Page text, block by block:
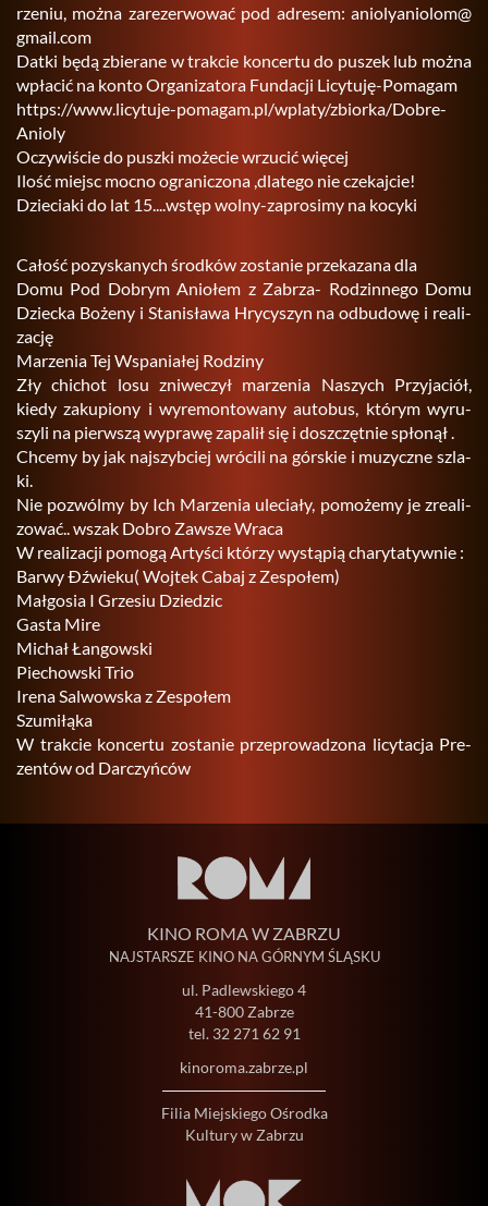
rze­niu, można za­re­zer­wo­wać pod ad­re­sem: anio­ly­anio­lom@​
gmail.​com
Datki będą zbie­ra­ne w trak­cie kon­cer­tu do pu­szek lub można
wpła­cić na konto Or­ga­ni­za­to­ra Fun­da­cji Li­cy­tu­ję-Po­ma­gam
https://​www.​licytuje-​pomagam.​pl/​wplaty/​zbiorka/​Dobre-​
Anioly
Oczy­wi­ście do pusz­ki mo­że­cie wrzu­cić wię­cej
Ilość miejsc mocno ogra­ni­czo­na ,dla­te­go nie cze­kaj­cie!
Dzie­cia­ki do lat 15....wstęp wolny-za­pro­si­my na ko­cy­ki
Ca­łość po­zy­ska­nych środ­ków zo­sta­nie prze­ka­za­na dla
Domu Pod Do­brym Anio­łem z Za­brza- Ro­dzin­ne­go Domu
Dziec­ka Bo­że­ny i Sta­ni­sła­wa Hry­cy­szyn na od­bu­do­wę i re­ali­
za­cję
Ma­rze­nia Tej Wspa­nia­łej Ro­dzi­ny
Zły chi­chot losu zni­we­czył ma­rze­nia Na­szych Przy­ja­ciół,
kiedy za­ku­pio­ny i wy­re­mon­to­wa­ny au­to­bus, któ­rym wy­ru­
szy­li na pierw­szą wy­pra­wę za­pa­lił się i do­szczęt­nie spło­nął .
Chce­my by jak naj­szyb­ciej wró­ci­li na gór­skie i mu­zycz­ne szla­
ki.
Nie po­zwól­my by Ich Ma­rze­nia ule­cia­ły, po­mo­że­my je zre­ali­
zo­wać.. wszak Dobro Za­wsze Wraca
W re­ali­za­cji po­mo­gą Ar­ty­ści któ­rzy wy­stą­pią cha­ry­ta­tyw­nie :
Barwy Ðźwie­ku( Woj­tek Cabaj z Ze­spo­łem)
Mał­go­sia I Grze­siu Dzie­dzic
Gasta Mire
Mi­chał Łan­gow­ski
Pie­chow­ski Trio
Irena Sal­wow­ska z Ze­spo­łem
Szu­mi­łą­ka
W trak­cie kon­cer­tu zo­sta­nie prze­pro­wa­dzo­na li­cy­ta­cja Pre­
zen­tów od Dar­czyń­ców
KINO ROMA W ZABRZU
NAJSTARSZE KINO NA GÓRNYM ŚLĄSKU
ul. Padlewskiego 4
41-800 Zabrze
tel. 32 271 62 91
kinoroma.zabrze.pl
Filia Miejskiego Ośrodka
Kultury w Zabrzu